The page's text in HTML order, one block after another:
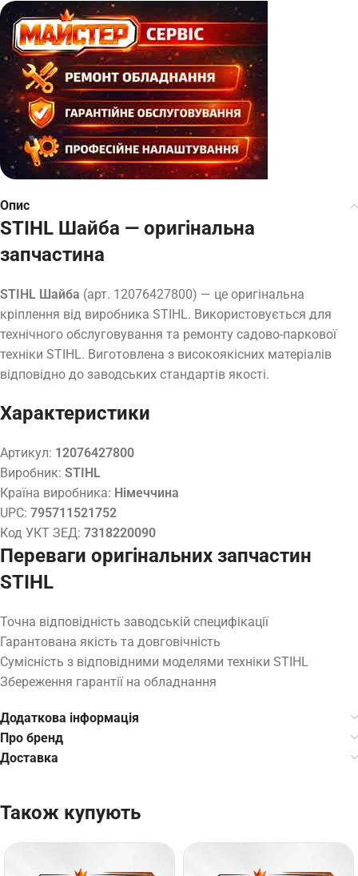
Опис
STIHL Шайба — оригінальна
запчастина
STIHL Шайба (арт. 12076427800) — це оригінальна
кріплення від виробника STIHL. Використовується для
технічного обслуговування та ремонту садово-паркової
техніки STIHL. Виготовлена з високоякісних матеріалів
відповідно до заводських стандартів якості.
Характеристики
Артикул: 12076427800
Виробник: STIHL
Країна виробника: Німеччина
UPC: 795711521752
Код УКТ ЗЕД: 7318220090
Переваги оригінальних запчастин
STIHL
Точна відповідність заводській специфікації
Гарантована якість та довговічність
Сумісність з відповідними моделями техніки STIHL
Збереження гарантії на обладнання
Додаткова інформація
Про бренд
Доставка
Також купують